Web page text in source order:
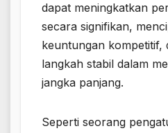
dapat meningkatkan
secara signifikan,
keuntungan kompetitif,
langkah stabil dalam
jangka panjang.
Seperti seorang